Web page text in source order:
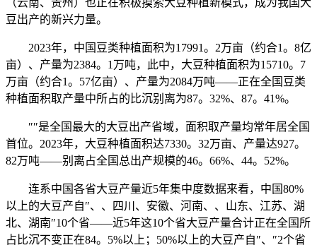
（云南、贵州）也正在积极摸索大豆种植新模式，成为我国大
豆出产的新兴力量。
2023年，中国豆类种植面积为17991。2万亩（约合1。8亿
亩）、产量为2384。1万吨，此中，大豆种植面积为15710。7
万亩（约合1。57亿亩）、产量为2084万吨——正在全国豆类
种植面积取产量中所占的比沉别离为87。32%、87。41%。
″″是全国最大的大豆出产省域，面积取产量均常年居全国
首位。2023年，大豆种植面积达7330。32万亩、产量达927。
82万吨——别离占全国总出产规模的46。66%、44。52%。
连系中国各省大豆产量近5年集中度数据来看，中国80%
以上的大豆产自″、、四川、安徽、河南、、山东、江苏、湖
北、湖南″10个省——近5年这10个省大豆产量合计正在全国所
占比沉不变正在84。5%以上；50%以上的大豆产自″、″2个省